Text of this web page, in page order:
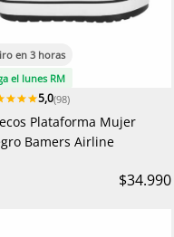
en 3 horas
el lunes RM
5,0(98)
Plataforma Mujer
Bamers Airline
$34.990